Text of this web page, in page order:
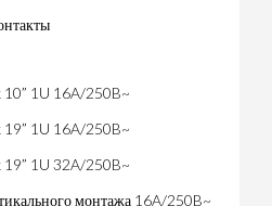
10” 1U 16A/250B~
19” 1U 16A/250B~
19” 1U 32A/250B~
монтажа 16A/250B~